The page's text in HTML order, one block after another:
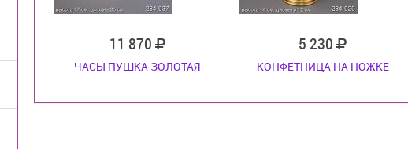
11 870
ЧАСЫ ПУШКА ЗОЛОТАЯ
5 230
КОНФЕТНИЦА НА НОЖКЕ